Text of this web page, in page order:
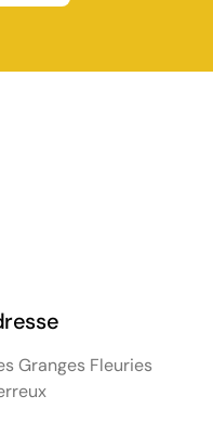
Granges Fleuries